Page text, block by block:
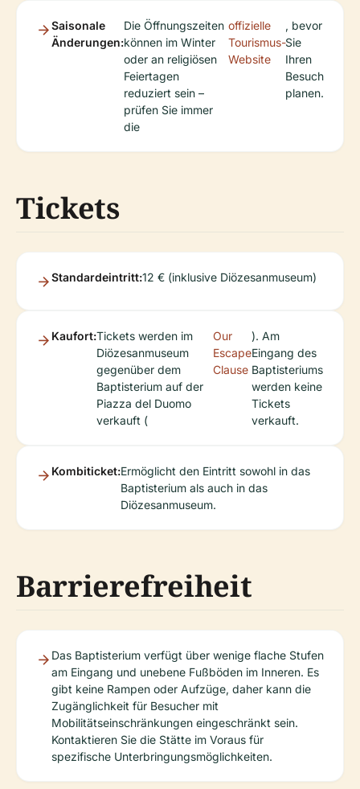
Saisonale
Änderungen:
Die Öffnungszeiten
können im Winter
oder an religiösen
Feiertagen
reduziert sein –
prüfen Sie immer
die
offizielle
Tourismus-
Website
, bevor
Sie
Ihren
Besuch
planen.
Tickets
Standardeintritt:12 € (inklusive Diözesanmuseum)
Kaufort:Tickets werden im
Diözesanmuseum
gegenüber dem
Baptisterium auf der
Piazza del Duomo
verkauft (
Our
Escape
Clause
). Am
Eingang des
Baptisteriums
werden keine
Tickets
verkauft.
Kombiticket:Ermöglicht den Eintritt sowohl in das
Baptisterium als auch in das
Diözesanmuseum.
Barrierefreiheit
Das Baptisterium verfügt über wenige flache Stufen
am Eingang und unebene Fußböden im Inneren. Es
gibt keine Rampen oder Aufzüge, daher kann die
Zugänglichkeit für Besucher mit
Mobilitätseinschränkungen eingeschränkt sein.
Kontaktieren Sie die Stätte im Voraus für
spezifische Unterbringungsmöglichkeiten.